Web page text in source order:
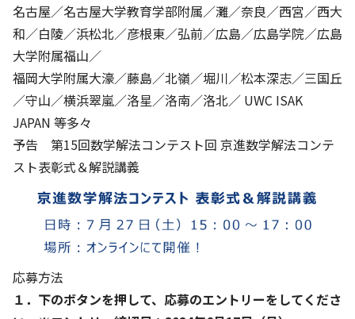
名古屋／名古屋大学教育学部附属／灘／奈良／西宮／西大
和／白陵／浜松北／彦根東／弘前／広島／広島学院／広島
大学附属福山／
福岡大学附属大濠／藤島／北嶺／堀川／松本深志／三国丘
／守山／横浜翠嵐／洛星／洛南／洛北／ UWC ISAK
JAPAN 等多々
予告 第15回数学解法コンテスト回 京進数学解法コンテ
スト表彰式＆解説講義
応募方法
１．下のボタンを押して、応募のエントリーをしてくださ